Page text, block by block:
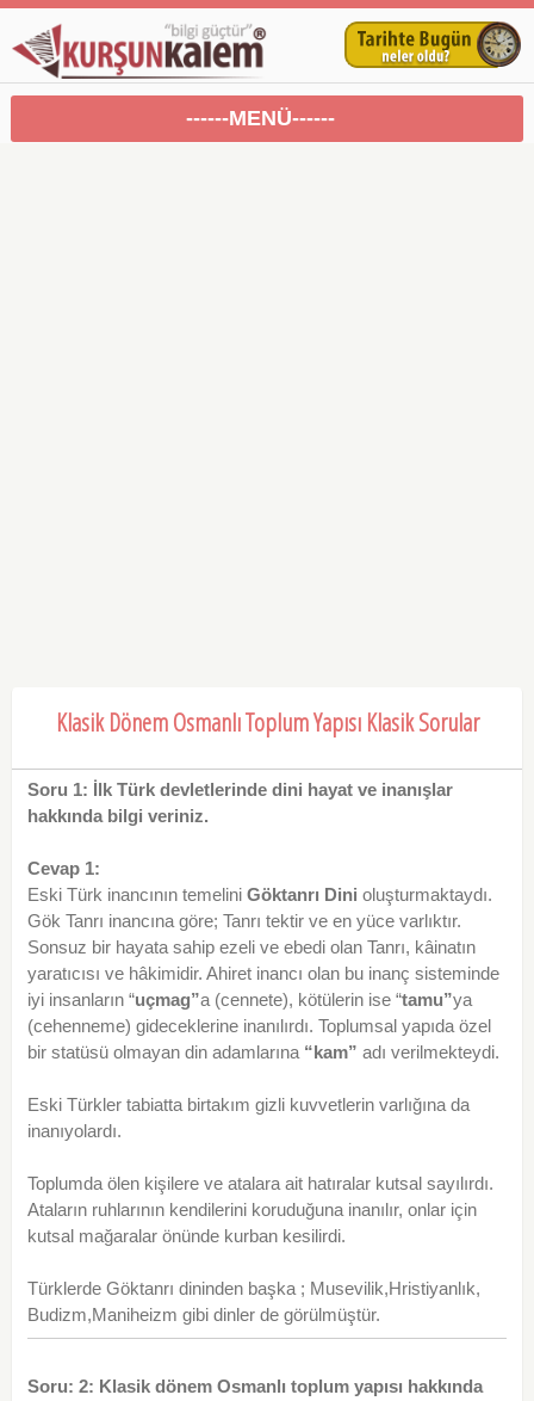
------MENÜ------
Klasik Dönem Osmanlı Toplum Yapısı Klasik Sorular
Soru 1: İlk Türk devletlerinde dini hayat ve inanışlar
hakkında bilgi veriniz.
Cevap 1:
Eski Türk inancının temeliniGöktanrı Dini oluşturmaktaydı.
Gök Tanrı inancına göre; Tanrı tektir ve en yüce varlıktır.
Sonsuz bir hayata sahip ezeli ve ebedi olan Tanrı, kâinatın
yaratıcısı ve hâkimidir. Ahiret inancı olan bu inanç sisteminde
iyi insanların “uçmag”a (cennete), kötülerin ise “tamu”ya
(cehenneme) gideceklerine inanılırdı. Toplumsal yapıda özel
bir statüsü olmayan din adamlarına “kam” adı verilmekteydi.
Eski Türkler tabiatta birtakım gizli kuvvetlerin varlığına da
inanıyolardı.
Toplumda ölen kişilere ve atalara ait hatıralar kutsal sayılırdı.
Ataların ruhlarının kendilerini koruduğuna inanılır, onlar için
kutsal mağaralar önünde kurban kesilirdi.
Türklerde Göktanrı dininden başka ; Musevilik,Hristiyanlık,
Budizm,Maniheizm gibi dinler de görülmüştür.
Soru: 2: Klasik dönem Osmanlı toplum yapısı hakkında